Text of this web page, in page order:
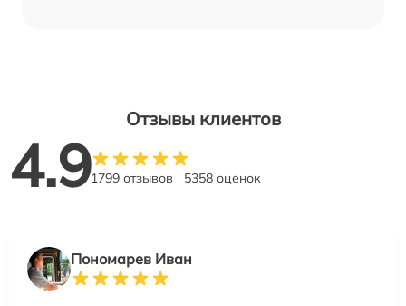
Отзывы клиентов
4.91799 отзывов 5358 оценок
Пономарев Иван